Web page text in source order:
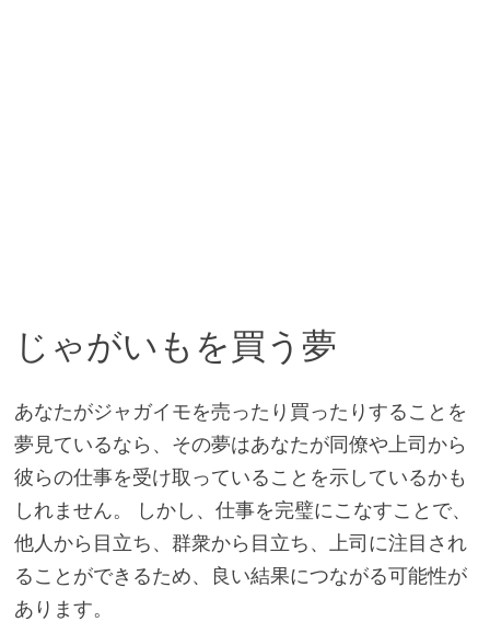
じゃがいもを買う夢
あなたがジャガイモを売ったり買ったりすることを
夢見ているなら、その夢はあなたが同僚や上司から
彼らの仕事を受け取っていることを示しているかも
しれません。 しかし、仕事を完璧にこなすことで、
他人から目立ち、群衆から目立ち、上司に注目され
ることができるため、良い結果につながる可能性が
あります。